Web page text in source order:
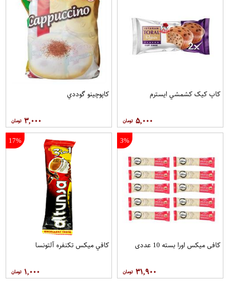
کاپ کيک کشمشي ايسترم
۵,۰۰۰
کاپوچينو گوددي
۳,۰۰۰
3%
کافی میکس اورا بسته 10 عددی
۳۱,۹۰۰
17%
کافي ميکس تکنفره آلتونسا
۱,۰۰۰